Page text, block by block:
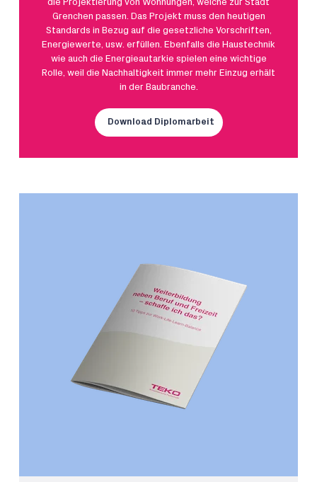
die Projektierung von Wohnungen, welche zur Stadt
Grenchen passen. Das Projekt muss den heutigen
Standards in Bezug auf die gesetzliche Vorschriften,
Energiewerte, usw. erfüllen. Ebenfalls die Haustechnik
wie auch die Energieautarkie spielen eine wichtige
Rolle, weil die Nachhaltigkeit immer mehr Einzug erhält
in der Baubranche.
Download Diplomarbeit